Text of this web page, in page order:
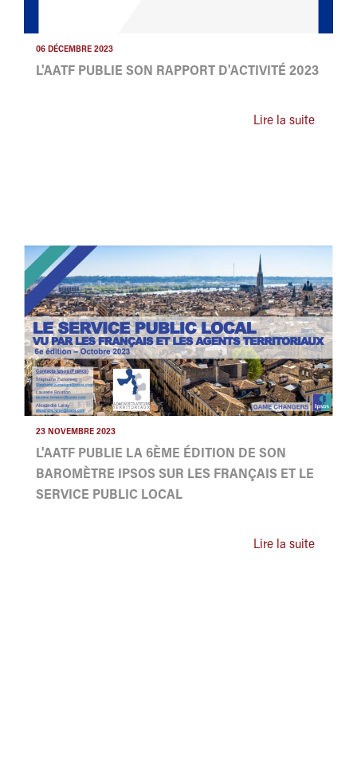
06 DÉCEMBRE 2023
L'AATF PUBLIE SON RAPPORT D'ACTIVITÉ 2023
Lire la suite
23 NOVEMBRE 2023
L'AATF PUBLIE LA 6ÈME ÉDITION DE SON
BAROMÈTRE IPSOS SUR LES FRANÇAIS ET LE
SERVICE PUBLIC LOCAL
Lire la suite